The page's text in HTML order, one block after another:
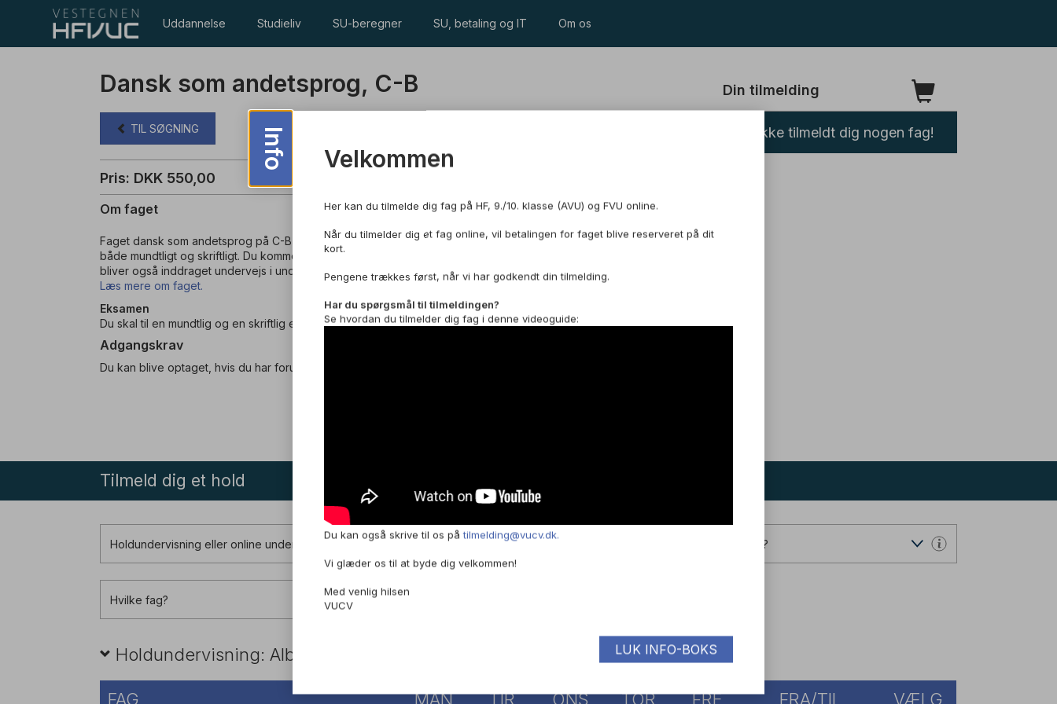
Uddannelse Studieliv SU-beregner SU, betaling og IT Om os
Dansk som andetsprog, C-B
TIL SØGNING
Pris: DKK 550,00
Om faget
Faget dansk som andetsprog på C-B-niveau handler om at opnå færdigheder i at kommunikere på dansk –
både mundtligt og skriftligt. Du kommer til at arbejde med dansk litteratur og kultur, og dit eget modersmål
bliver også inddraget undervejs i undervisningen.
Læs mere om faget.
Eksamen
Du skal til en mundtlig og en skriftlig eksamen i faget.
Adgangskrav
Du kan blive optaget, hvis du har forudsætninger svarende til faget på C-niveau.
Din tilmelding
Du har ikke tilmeldt dig nogen fag!
Tilmeld dig et hold
Holdundervisning eller online undervisning? HF, AVU, FVU eller ordblindeundervisning?
Hvilke fag?
Holdundervisning: Albertslund - Gymnasievej 10
FAG MAN TIR ONS TOR FRE FRA/TIL VÆLG
Info Velkommen
Her kan du tilmelde dig fag på HF, 9./10. klasse (AVU) og FVU online.
Når du tilmelder dig et fag online, vil betalingen for faget blive reserveret på dit
kort.
Pengene trækkes først, når vi har godkendt din tilmelding.
Har du spørgsmål til tilmeldingen?
Se hvordan du tilmelder dig fag i denne videoguide:
Du kan også skrive til os på tilmelding@vucv.dk.
Vi glæder os til at byde dig velkommen!
Med venlig hilsen
VUCV
LUK INFO-BOKS